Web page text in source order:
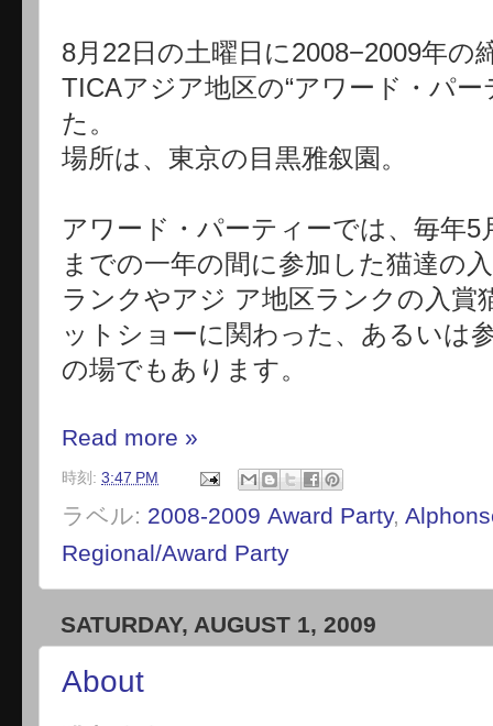
8月22日の土曜日に2008−2009年の
TICAアジア地区の“アワード・パ
た。
場所は、東京の目黒雅叙園。
アワード・パーティーでは、毎年5
までの一年の間に参加した猫達の
ランクやアジ ア地区ランクの入賞
ットショーに関わった、あるいは
の場でもあります。
Read more »
時刻: 3:47 PM
ラベル: 2008-2009 Award Party,
Regional/Award Party
SATURDAY, AUGUST 1, 2009
About